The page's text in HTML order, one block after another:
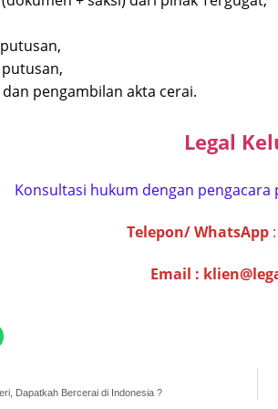
pengambilan akta cerai.
Legal
Konsultasi hukum dengan
Telepon/ WhatsApp
Email :
Dapatkah Bercerai di Indonesia ?